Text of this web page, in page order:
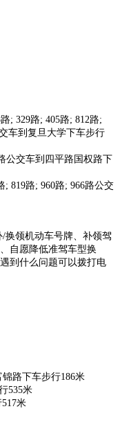
; 329路; 405路; 812路;
车到复旦大学下车步行
公交车到四平路国权路下
; 819路; 960路; 966路公交
换领机动车号牌、补领驾
自愿降低准驾车型换
到什么问题可以拨打电
路下车步行186米
535米
米